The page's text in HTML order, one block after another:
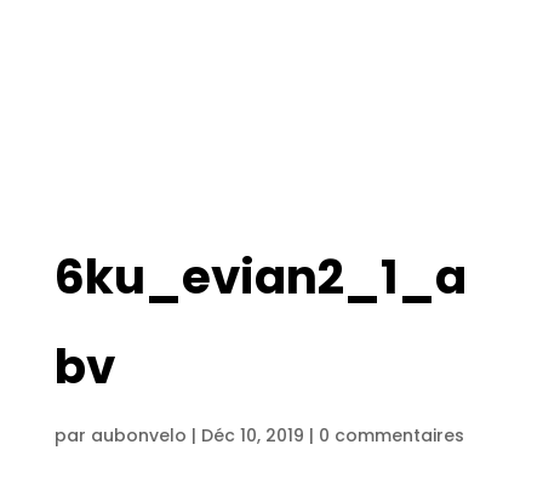
6ku_evian2_1_a
bv
par aubonvelo | Déc 10, 2019 | 0 commentaires